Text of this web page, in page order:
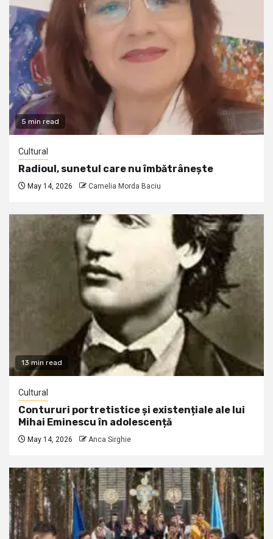
5 min read
Cultural
Radioul, sunetul care nu îmbătrânește
May 14, 2026 Camelia Morda Baciu
13 min read
Cultural
Contururi portretistice și existențiale ale lui
Mihai Eminescu în adolescență
May 14, 2026 Anca Sirghie